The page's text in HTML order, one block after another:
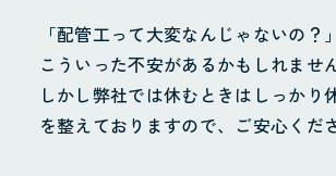
ホーム
お知らせ
Instagram
「配管工って大変なんじゃないの？」
こういった不安があるかもしれません
しかし弊社では休むときはしっかり
を整えておりますので、ご安心くだ